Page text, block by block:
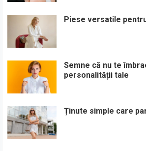
Piese versatile
Semne că nu te
personalității tale
Ținute simple care